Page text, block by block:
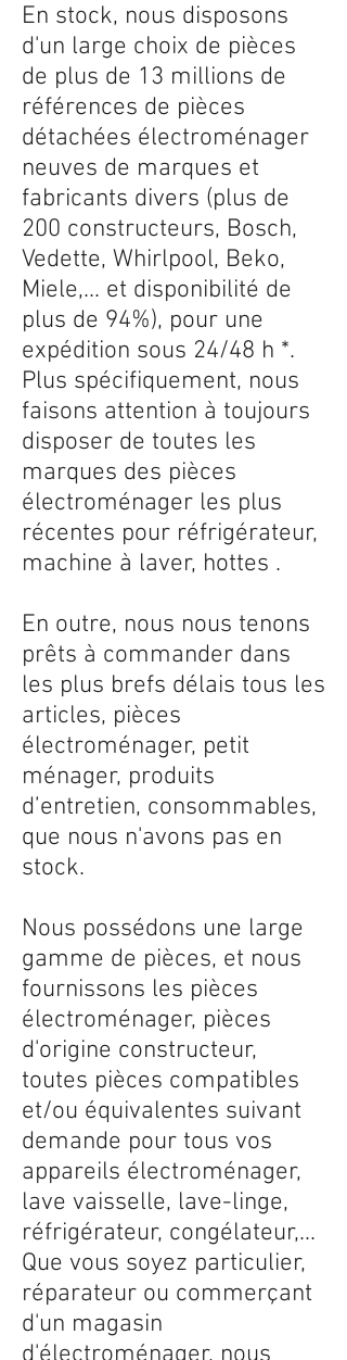
En stock, nous disposons
d'un large choix de pièces
de plus de 13 millions de
références de pièces
détachées électroménager
neuves de marques et
fabricants divers (plus de
200 constructeurs, Bosch,
Vedette, Whirlpool, Beko,
Miele,... et disponibilité de
plus de 94%), pour une
expédition sous 24/48 h *.
Plus spécifiquement, nous
faisons attention à toujours
disposer de toutes les
marques des pièces
électroménager les plus
récentes pour réfrigérateur,
machine à laver, hottes .
En outre, nous nous tenons
prêts à commander dans
les plus brefs délais tous les
articles, pièces
électroménager, petit
ménager, produits
d’entretien, consommables,
que nous n'avons pas en
stock.
Nous possédons une large
gamme de pièces, et nous
fournissons les pièces
électroménager, pièces
d'origine constructeur,
toutes pièces compatibles
et/ou équivalentes suivant
demande pour tous vos
appareils électroménager,
lave vaisselle, lave-linge,
réfrigérateur, congélateur,...
Que vous soyez particulier,
réparateur ou commerçant
d'un magasin